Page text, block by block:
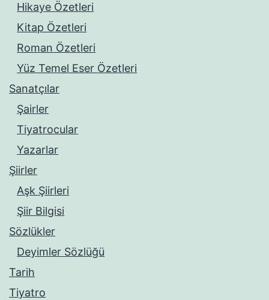
Hikaye Özetleri
Kitap Özetleri
Roman Özetleri
Yüz Temel Eser Özetleri
Sanatçılar
Şairler
Tiyatrocular
Yazarlar
Şiirler
Aşk Şiirleri
Şiir Bilgisi
Sözlükler
Deyimler Sözlüğü
Tarih
Tiyatro